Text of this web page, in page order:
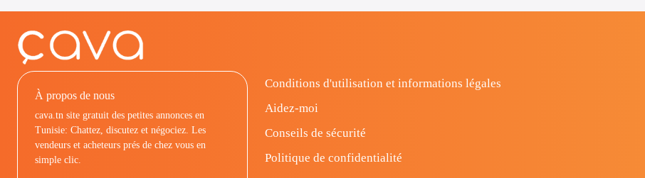
À propos de nous
cava.tn site gratuit des petites annonces en
Tunisie: Chattez, discutez et négociez. Les
vendeurs et acheteurs prés de chez vous en
simple clic.
Conditions d'utilisation et informations légales
Aidez-moi
Conseils de sécurité
Politique de confidentialité